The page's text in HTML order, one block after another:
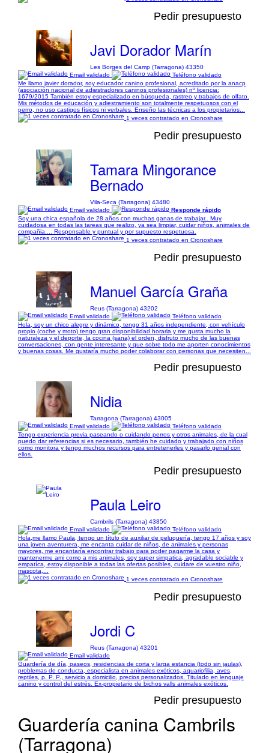
Pedir presupuesto
Javi Dorador Marín
Les Borges del Camp (Tarragona) 43350
Email validado
Teléfono validado
Me llamo javier dorador, soy educador canino profesional, acreditado por la anacp
(asociación nacional de adiestradores caninos profesionales) nº licencia:
1679/2015 También estoy especializado en búsqueda, rastreo y trabajos de olfato.
Mis métodos de educación y adiestramiento son totalmente respetuosos con el
perro, no uso castigos físicos ni verbales. Enseño las técnicas a los propietarios...
1 veces contratado en Cronoshare
Pedir presupuesto
Tamara Mingorance
Bernado
Vila-Seca (Tarragona) 43480
Email validado
Responde rápido
Soy una chica española de 28 años con muchas ganas de trabajar.. Muy
cuidadosa en todas las tareas que realizo, ya sea limpiar, cuidar niños, animales de
compañia.... Responsable y puntual y por supuesto respetuosa.
1 veces contratado en Cronoshare
Pedir presupuesto
Manuel García Graña
Reus (Tarragona) 43202
Email validado
Teléfono validado
Hola, soy un chico alegre y dinámico, tengo 31 años independiente, con vehículo
propio (coche y moto) tengo gran disponibilidad horaria y me gusta mucho la
naturaleza y el deporte, la cocina (sana) el orden, disfruto mucho de las buenas
conversaciones, con gente interesante y que sobre todo me aporten conocimientos
y buenas cosas. Me gustaría mucho poder colaborar con personas que necesiten...
Pedir presupuesto
Nidia
Tarragona (Tarragona) 43005
Email validado
Teléfono validado
Tengo experiencia previa paseando o cuidando perros y otros animales, de la cual
puedo dar referencias si es necesario, también he cuidado y trabajado con niños
como monitora y tengo muchos recursos para entretenerles y pasarlo genial con
ellos.
Pedir presupuesto
Paula Leiro
Cambrils (Tarragona) 43850
Email validado
Teléfono validado
Hola,me llamo Paula, tengo un título de auxiliar de peluquería, tengo 17 años y soy
una joven aventurera, me encanta cuidar de niños, de animales y personas
mayores, me encantaría encontrar trabajo para poder pagarme la casa y
mantenerme ami como a mis animales, soy super simpatica, agradable sociable y
empatíca, estoy disponible a todas las ofertas posibles, cuidare de vuestro niño,
mascota,...
1 veces contratado en Cronoshare
Pedir presupuesto
Jordi C
Reus (Tarragona) 43201
Email validado
Guardería de día, paseos, residencias de corta y larga estancia (todo sin jaulas),
problemas de conducta, especialista en animales exóticos, aquariofilia, aves,
reptiles, p. P. P., servicio a domicilio, precios personalizados. Titulado en lenguaje
canino y control del estrés. Ex-propietario de bichos valls animales exóticos.
Pedir presupuesto
Guardería canina Cambrils
(Tarragona)